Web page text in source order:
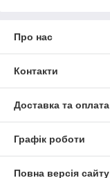
Про нас
Контакти
Доставка та оплата
Графік роботи
Повна версія сайту